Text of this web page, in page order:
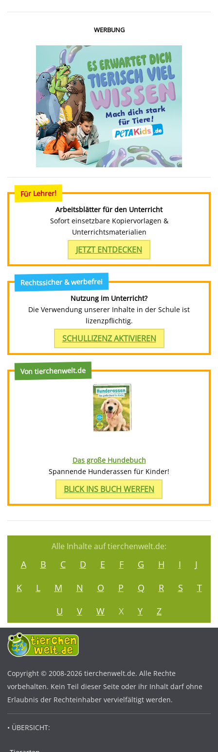
WERBUNG
Für Lehrer!
Arbeitsblätter für den Unterricht
Sofort einsetzbare Kopiervorlagen &
Unterrichtsmaterialien
JETZT ENTDECKEN
Rechtssicher & werbefrei
Nutzung im Unterricht?
Die Verwendung unserer Inhalte in der Schule ist
lizenzpflichtig.
SCHULLIZENZ AKTIVIEREN
Von tierchenwelt.de
Das große Hundebuch
Spannende Hunderassen für Kinder!
BLICK INS BUCH WERFEN
Alle Inhalte auf tierchenwelt.de:
A B C D E F G H I
J
K
L M N O P Q R S
T
U
V W X Y Z
Copyright © 2008-2026 tierchenwelt.de. Alle Rechte
vorbehalten. Kein Teil dieser Seite oder ihr Inhalt darf ohne
Erlaubnis der Rechteinhaber vervielfältigt werden.
• ÜBERSICHT: